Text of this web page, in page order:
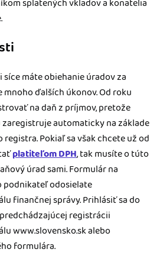
splatených vkladov a konatelia
máte obiehanie úradov za
mnoho ďalších úkonov. Od roku
na daň z príjmov, pretože
zaregistruje automaticky na základe
Pokiaľ sa však chcete už od
platiteľom DPH, tak musíte o túto
úrad sami. Formulár na
podnikateľ odosielate
finančnej správy. Prihlásiť sa do
registrácii
www.slovensko.sk alebo
formulára.